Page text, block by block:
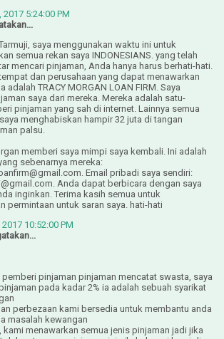
5:24:00 PM
saya menggunakan waktu ini untuk
semua rekan saya INDONESIANS. yang telah
mencari pinjaman, Anda hanya harus berhati-hati.
dan perusahaan yang dapat menawarkan
adalah TRACY MORGAN LOAN FIRM. Saya
saya dari mereka. Mereka adalah satu-
pinjaman yang sah di internet. Lainnya semua
menghabiskan hampir 32 juta di tangan
palsu.
memberi saya mimpi saya kembali. Ini adalah
sebenarnya mereka:
Email pribadi saya sendiri:
Anda dapat berbicara dengan saya
inginkan. Terima kasih semua untuk
permintaan untuk saran saya. hati-hati
10:52:00 PM
pemberi pinjaman pinjaman mencatat swasta, saya
pada kadar 2% ia adalah sebuah syarikat
perbezaan kami bersedia untuk membantu anda
masalah kewangan
kami menawarkan semua jenis pinjaman jadi jika